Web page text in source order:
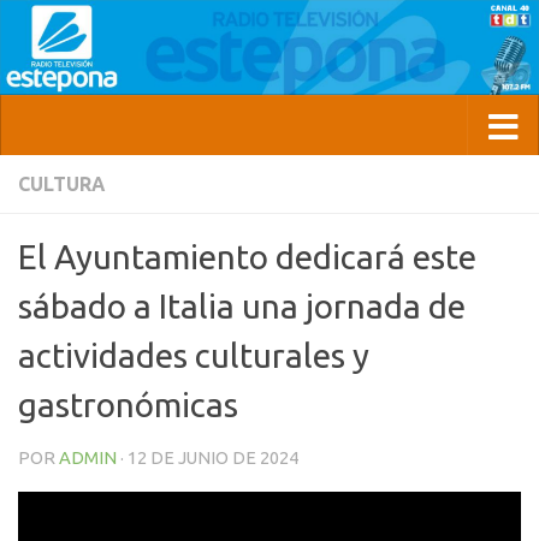
CULTURA
El Ayuntamiento dedicará este
sábado a Italia una jornada de
actividades culturales y
gastronómicas
POR ADMIN · 12 DE JUNIO DE 2024